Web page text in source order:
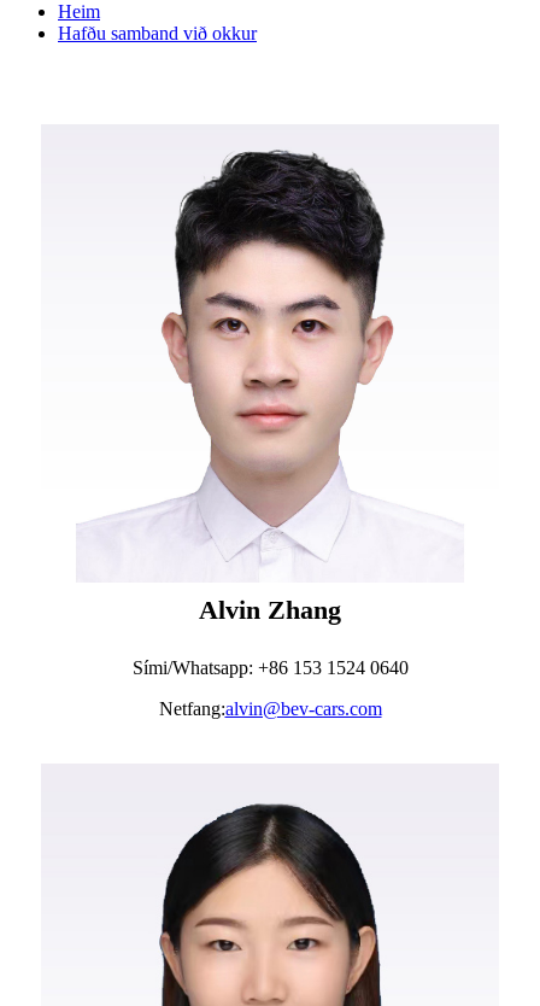
Heim
Hafðu samband við okkur
Alvin Zhang
Sími/Whatsapp: +86 153 1524 0640
Netfang:alvin@bev-cars.com